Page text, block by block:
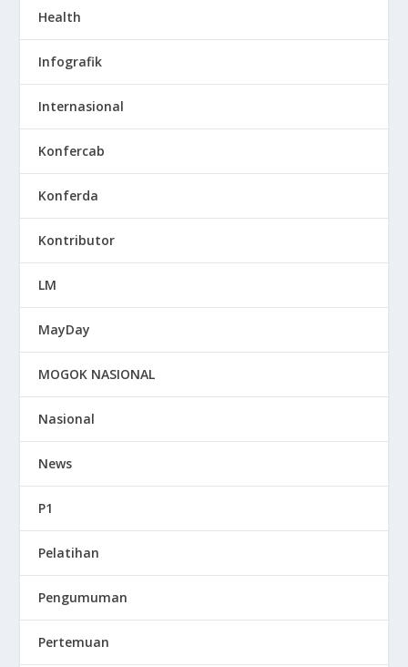
Health
Infografik
Internasional
Konfercab
Konferda
Kontributor
LM
MayDay
MOGOK NASIONAL
Nasional
News
P1
Pelatihan
Pengumuman
Pertemuan